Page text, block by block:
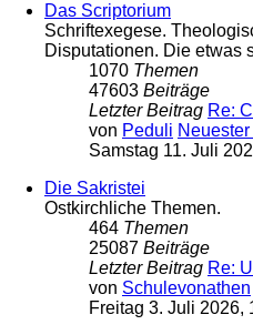
Das Scriptorium
Schriftexegese.
Disputationen. Die etwas
1070 Themen
47603 Beiträge
Letzter Beitrag Re:
von Peduli
Samstag 11. Juli
Die Sakristei
Ostkirchliche Themen.
464 Themen
25087 Beiträge
Letzter Beitrag Re:
von Schulevonathen
Freitag 3. Juli 2026,